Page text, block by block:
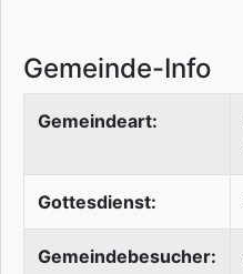
Gemeinde-Info
Gemeindeart:
Gottesdienst:
Gemeindebesucher: